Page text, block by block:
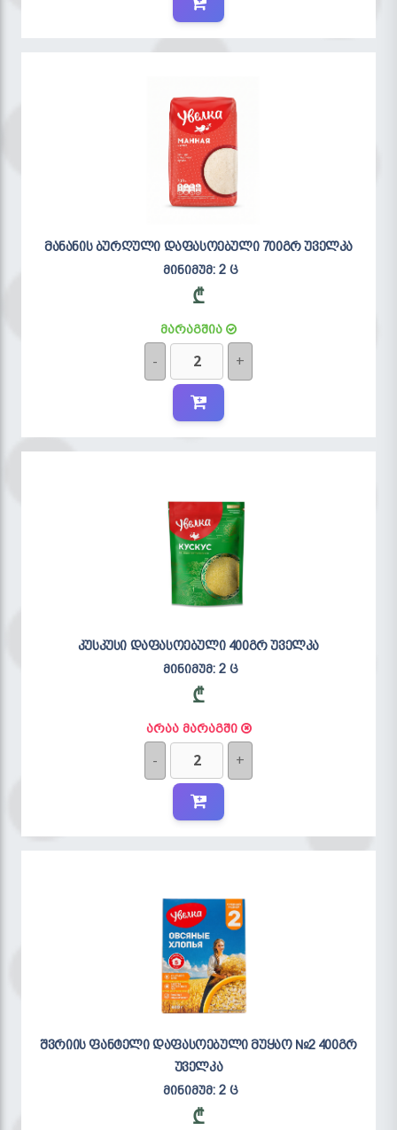
მანანის ბურღული დაფასოებული 700გრ უველკა
მინიმუმ: 2 ც
₾
მარაგშია
- +
კუსკუსი დაფასოებული 400გრ უველკა
მინიმუმ: 2 ც
₾
არაა მარაგში
- +
შვრიის ფანტელი დაფასოებული მუყაო №2 400გრ
უველკა
მინიმუმ: 2 ც
₾